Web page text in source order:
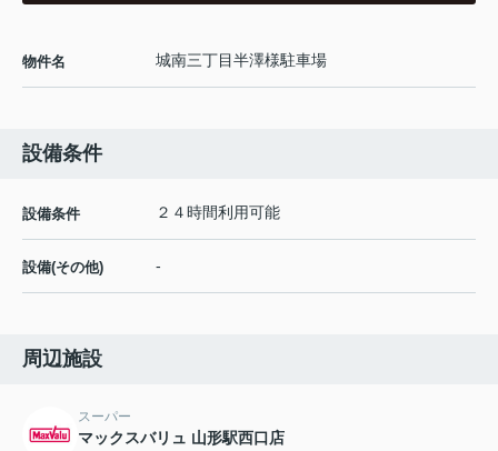
物件名 城南三丁目半澤様駐車場
設備条件
設備条件 ２４時間利用可能
設備(その他) -
周辺施設
スーパー
マックスバリュ 山形駅西口店